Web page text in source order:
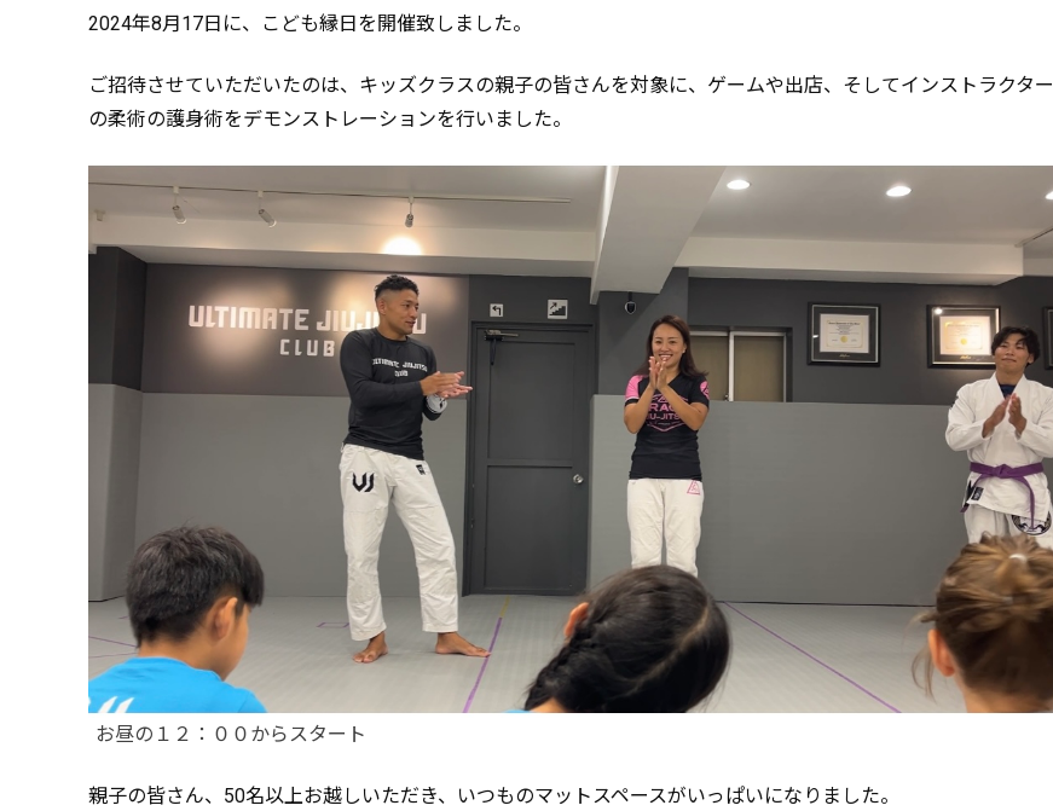
2024年8月17日に、こども縁日を開催致しました。
ご招待させていただいたのは、キッズクラスの親子の皆さんを対象に、ゲームや出店、そしてインストラクター
の柔術の護身術をデモンストレーションを行いました。
お昼の１２：００からスタート
親子の皆さん、50名以上お越しいただき、いつものマットスペースがいっぱいになりました。